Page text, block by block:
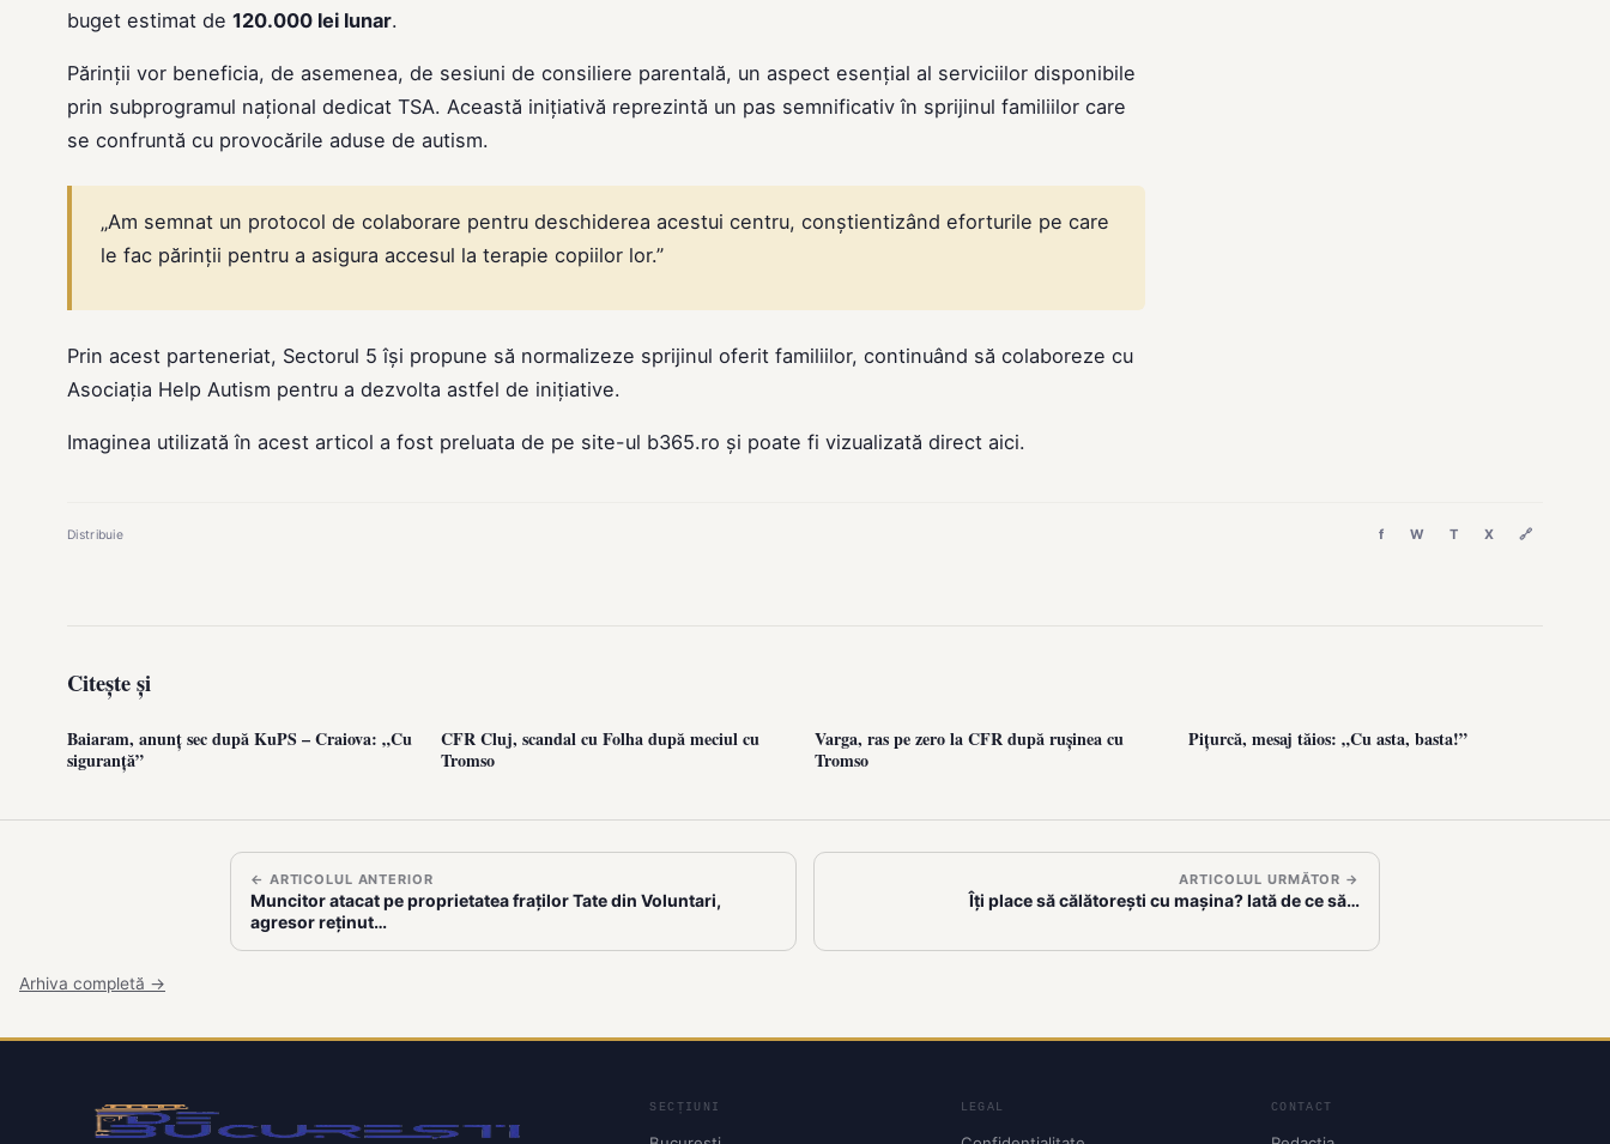
buget estimat de 120.000 lei lunar.
Părinții vor beneficia, de asemenea, de sesiuni de consiliere parentală, un aspect esențial al serviciilor disponibile
prin subprogramul național dedicat TSA. Această inițiativă reprezintă un pas semnificativ în sprijinul familiilor care
se confruntă cu provocările aduse de autism.
„Am semnat un protocol de colaborare pentru deschiderea acestui centru, conștientizând eforturile pe care
le fac părinții pentru a asigura accesul la terapie copiilor lor.”
Prin acest parteneriat, Sectorul 5 își propune să normalizeze sprijinul oferit familiilor, continuând să colaboreze cu
Asociația Help Autism pentru a dezvolta astfel de inițiative.
Imaginea utilizată în acest articol a fost preluata de pe site-ul b365.ro și poate fi vizualizată direct aici.
Distribuie f W T X 🔗
Citește și
Baiaram, anunț sec după KuPS – Craiova: „Cu
siguranță”
CFR Cluj, scandal cu Folha după meciul cu
Tromso
Varga, ras pe zero la CFR după rușinea cu
Tromso
Pițurcă, mesaj tăios: „Cu asta, basta!”
← ARTICOLUL ANTERIOR
Muncitor atacat pe proprietatea fraților Tate din Voluntari,
agresor reținut…
ARTICOLUL URMĂTOR →
Îți place să călătorești cu mașina? Iată de ce să…
Arhiva completă →
SECȚIUNI LEGAL CONTACT